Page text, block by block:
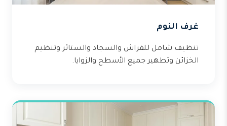
غرف النوم
تنظيف شامل للفراش والسجاد والستائر وتنظيم
الخزائن وتطهير جميع الأسطح والزوايا.